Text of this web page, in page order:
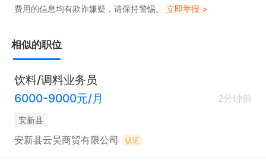
4. 市场与信息
• 收集竞品、价格、政策、项目信息
• 反馈客户需求与产品改进建议
费用的信息均有欺诈嫌疑，请保持警惕。 立即举报 >
相似的职位
饮料/调料业务员
6000-9000元/月
2分钟前
安新县
安新县云昊商贸有限公司 认证